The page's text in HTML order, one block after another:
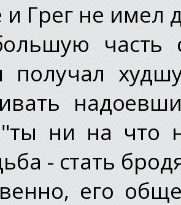
Грег не имел
часть
получал
ни на что
- стать
его